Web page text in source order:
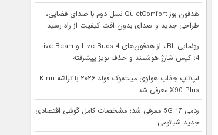
هدفون بوز QuietComfort نسل دوم با صدای فضایی،
طراحی جدید و صدای بدون افت کیفیت از راه رسید
رونمایی JBL از هدفون‌های Live Buds 4 و Live Beam
4؛ کیس شارژ هوشمند و حذف نویز پیشرفته
لپ‌تاپ جذاب هواوی میت‌بوک فولد ۲۰۲۶ با تراشه Kirin
X90 Plus معرفی شد
ردمی 17 5G معرفی شد؛ مشخصات کامل گوشی اقتصادی
جدید شیائومی